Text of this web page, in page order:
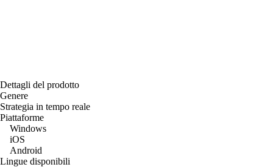
Dettagli del prodotto
Genere
Strategia in tempo reale
Piattaforme
Windows
iOS
Android
Lingue disponibili